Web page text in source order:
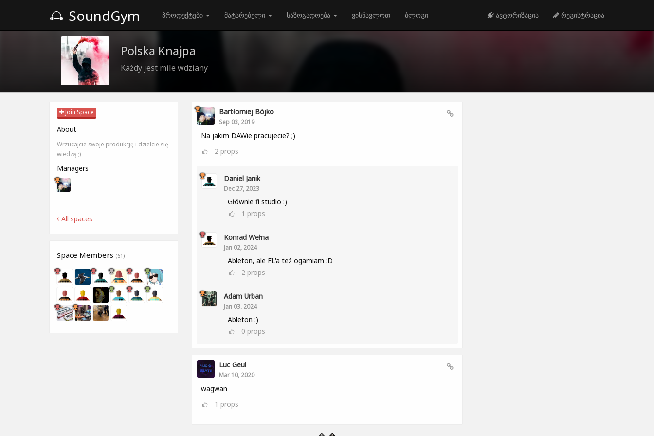
SoundGym პროდუქტები მატარებელი საზოგადოება ვისწავლოთ ბლოგი ავტორიზაცია რეგისტრაცია
Polska Knajpa
Każdy jest mile wdziany
Join Space
About
Wrzucajcie swoje produkcję i dzielcie się
wiedzą ;)
Managers
All spaces
Space Members (61)
Bartłomiej Bójko
Sep 03, 2019
Na jakim DAWie pracujecie? ;)
2 props
Daniel Janik
Dec 27, 2023
Głównie fl studio :)
1 props
Konrad Wełna
Jan 02, 2024
Ableton, ale FL'a też ogarniam :D
2 props
Adam Urban
Jan 03, 2024
Ableton :)
0 props
Luc Geul
Mar 10, 2020
wagwan
1 props